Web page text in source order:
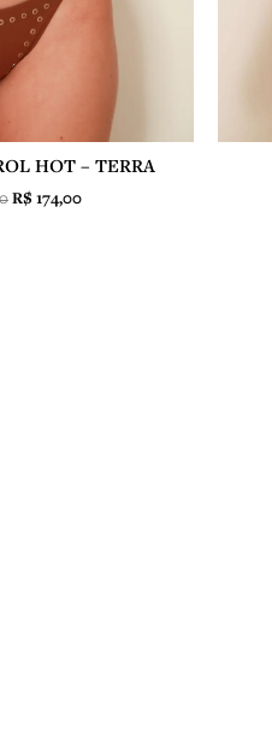
HOT – TERRA
R$ 174,00